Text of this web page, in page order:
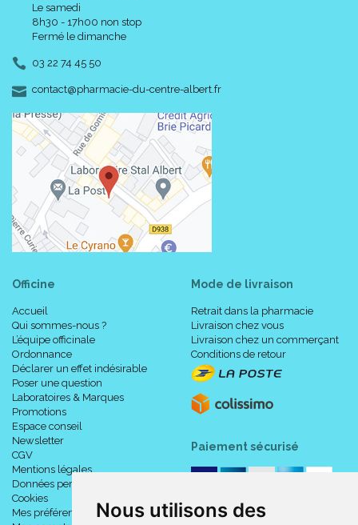
Nous utilisons des
Le samedi
8h30 - 17h00 non stop
Fermé le dimanche
03 22 74 45 50
contact-
@-
pharmacie-du-centre-albert.fr
Officine
Accueil
Qui sommes-nous ?
L’équipe officinale
Ordonnance
Déclarer un effet indésirable
Poser une question
Laboratoires & Marques
Promotions
Espace conseil
Newsletter
CGV
Mentions légales
Données personnelles
Cookies
Mes préférences Cookies
Mode de livraison
Retrait dans la pharmacie
Livraison chez vous
Livraison chez un commerçant
Conditions de retour
Paiement sécurisé